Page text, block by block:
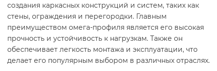
создания каркасных конструкций и систем, таких как
стены, ограждения и перегородки. Главным
преимуществом омега-профиля является его высокая
прочность и устойчивость к нагрузкам. Также он
обеспечивает легкость монтажа и эксплуатации, что
делает его популярным выбором в различных отраслях.